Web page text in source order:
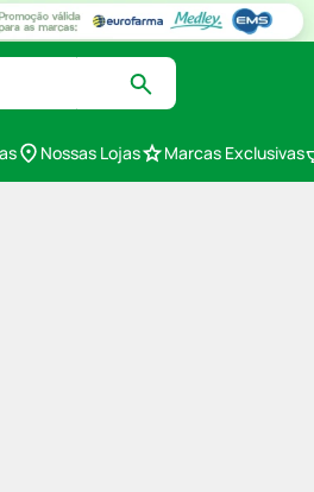
Nossas Lojas Marcas Exclusivas